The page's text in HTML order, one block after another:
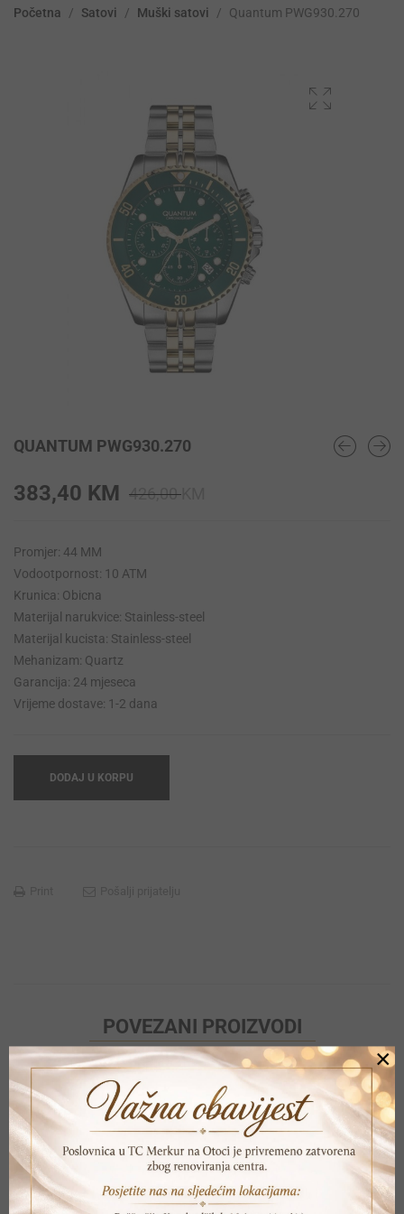
Početna / Satovi / Muški satovi / Quantum PWG930.270
QUANTUM PWG930.270
426,00
383,40 KM
Promjer: 44 MM
Vodootpornost: 10 ATM
Krunica: Obicna
Materijal narukvice: Stainless-steel
Materijal kucista: Stainless-steel
Mehanizam: Quartz
Garancija: 24 mjeseca
Vrijeme dostave: 1-2 dana
DODAJ U KORPU
POVEZANI PROIZVODI
×